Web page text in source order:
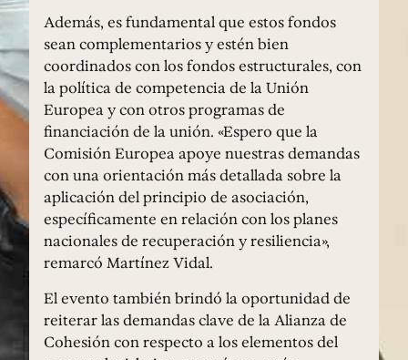
Además, es fundamental que estos fondos
sean complementarios y estén bien
coordinados con los fondos estructurales, con
la política de competencia de la Unión
Europea y con otros programas de
financiación de la unión. «Espero que la
Comisión Europea apoye nuestras demandas
con una orientación más detallada sobre la
aplicación del principio de asociación,
específicamente en relación con los planes
nacionales de recuperación y resiliencia»,
remarcó Martínez Vidal.
El evento también brindó la oportunidad de
reiterar las demandas clave de la Alianza de
Cohesión con respecto a los elementos del